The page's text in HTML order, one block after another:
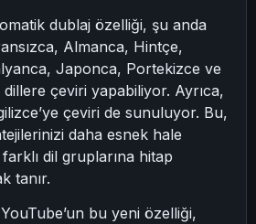
dublaj özelliği, şu anda
Almanca, Hintçe,
Japonca, Portekizce ve
çeviri yapabiliyor. Ayrıca,
çeviri de sunuluyor. Bu,
daha esnek hale
dil gruplarına hitap
tanır.
bu yeni özelliği,